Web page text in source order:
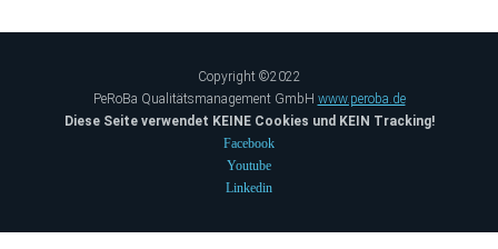
Copyright ©2022
PeRoBa Qualitätsmanagement GmbH www.peroba.de
Diese Seite verwendet KEINE Cookies und KEIN Tracking!
Facebook
Youtube
Linkedin